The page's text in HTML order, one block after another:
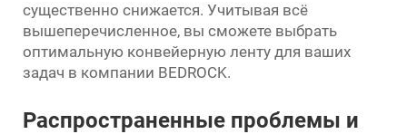
существенно снижается. Учитывая всё
вышеперечисленное, вы сможете выбрать
оптимальную конвейерную ленту для ваших
задач в компании BEDROCK.
Распространенные проблемы и